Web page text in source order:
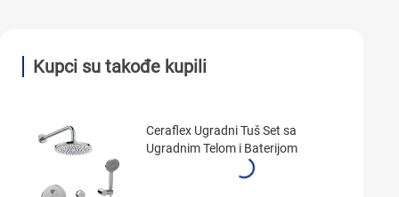
Kupci su takođe kupili
Ceraflex Ugradni Tuš Set sa
Ugradnim Telom i Baterijom